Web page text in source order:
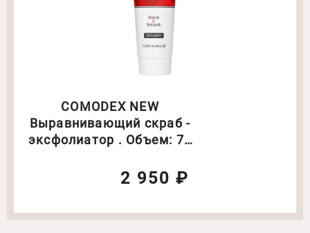
COMODEX NEW
Выравнивающий скраб -
эксфолиатор . Объем: 75
2 950 ₽